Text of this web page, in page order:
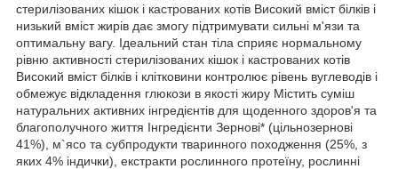
стерилізованих кішок і кастрованих котів Високий вміст білків і
низький вміст жирів дає змогу підтримувати сильні м'язи та
оптимальну вагу. Ідеальний стан тіла сприяє нормальному
рівню активності стерилізованих кішок і кастрованих котів
Високий вміст білків і клітковини контролює рівень вуглеводів і
обмежує відкладення глюкози в якості жиру Містить суміш
натуральних активних інгредієнтів для щоденного здоров'я та
благополучного життя Інгредієнти Зернові* (цільнозернові
41%), м`ясо та субпродукти тваринного походження (25%, з
яких 4% індички), екстракти рослинного протеїну, рослинні